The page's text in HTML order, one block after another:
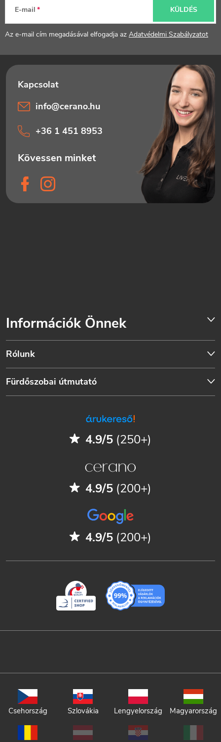
é
E-mail
Az e-mail cím megadásával elfogadja az Adatvédelmi Szabályzatot
KÜLDÉS
Információk Önnek
Rólunk
Fürdőszobai útmutató
info@cerano.hu
+36 1 451 8953
4.9/5 (250+)
4.9/5 (200+)
4.9/5 (200+)
Csehország Szlovákia Lengyelország Magyarország